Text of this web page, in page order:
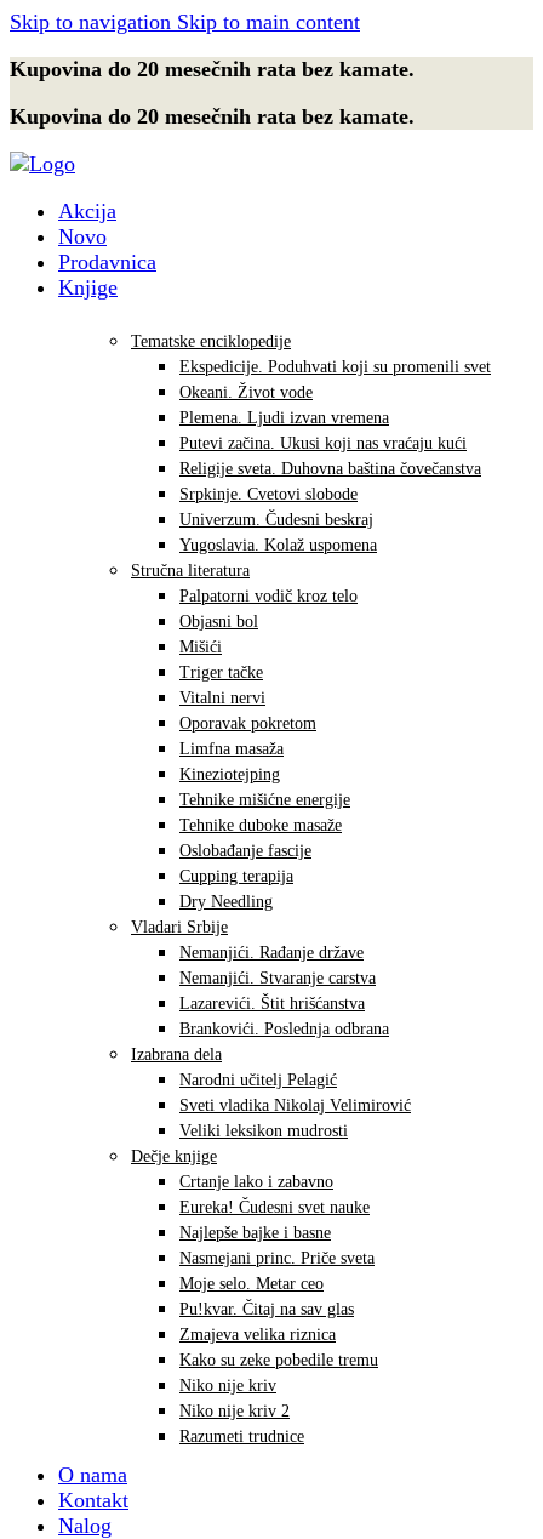
Skip to navigation Skip to main content
Kupovina do 20 mesečnih rata bez kamate.
Kupovina do 20 mesečnih rata bez kamate.
Akcija
Novo
Prodavnica
Knjige
Tematske enciklopedije
Ekspedicije. Poduhvati koji su promenili svet
Okeani. Život vode
Plemena. Ljudi izvan vremena
Putevi začina. Ukusi koji nas vraćaju kući
Religije sveta. Duhovna baština čovečanstva
Srpkinje. Cvetovi slobode
Univerzum. Čudesni beskraj
Yugoslavia. Kolaž uspomena
Stručna literatura
Palpatorni vodič kroz telo
Objasni bol
Mišići
Triger tačke
Vitalni nervi
Oporavak pokretom
Limfna masaža
Kineziotejping
Tehnike mišićne energije
Tehnike duboke masaže
Oslobađanje fascije
Cupping terapija
Dry Needling
Vladari Srbije
Nemanjići. Rađanje države
Nemanjići. Stvaranje carstva
Lazarevići. Štit hrišćanstva
Brankovići. Poslednja odbrana
Izabrana dela
Narodni učitelj Pelagić
Sveti vladika Nikolaj Velimirović
Veliki leksikon mudrosti
Dečje knjige
Crtanje lako i zabavno
Eureka! Čudesni svet nauke
Najlepše bajke i basne
Nasmejani princ. Priče sveta
Moje selo. Metar ceo
Pu!kvar. Čitaj na sav glas
Zmajeva velika riznica
Kako su zeke pobedile tremu
Niko nije kriv
Niko nije kriv 2
Razumeti trudnice
O nama
Kontakt
Nalog